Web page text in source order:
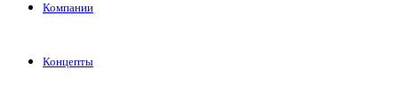
Компании
Концепты